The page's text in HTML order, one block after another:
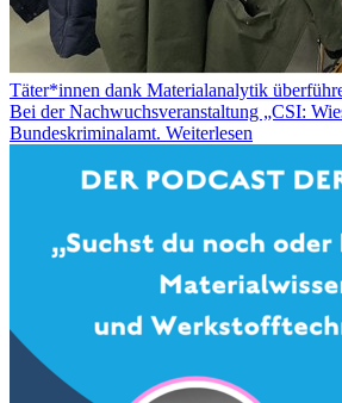
Täter*innen dank Materialanalytik
Bei der Nachwuchsveranstaltung „CSI:
Bundeskriminalamt. Weiterlesen